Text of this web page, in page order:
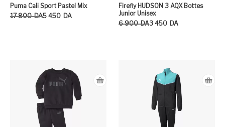
Puma Cali Sport Pastel Mix
17 800 DA
Le prix initial était : 17 800DA.
5 450 DA
Le prix actuel est : 5 450DA.
Firefly HUDSON 3 AQX Bottes
Junior Unisex
6 900 DA
Le prix initial était : 6 900DA.
3 450 DA
Le prix actuel est : 3 450DA.